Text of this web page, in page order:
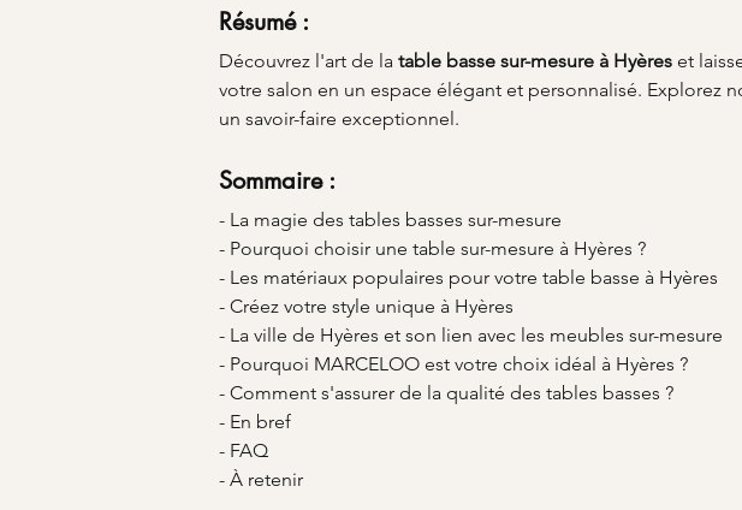
Résumé :
Découvrez l'art de la table basse sur-mesure à Hyères et
votre salon en un espace élégant et personnalisé.
un savoir-faire exceptionnel.
Sommaire :
- La magie des tables basses sur-mesure
- Pourquoi choisir une table sur-mesure à Hyères ?
- Les matériaux populaires pour votre table basse à Hyères
- Créez votre style unique à Hyères
- La ville de Hyères et son lien avec les meubles sur-mesure
- Pourquoi MARCELOO est votre choix idéal à Hyères ?
- Comment s'assurer de la qualité des tables basses ?
- En bref
- FAQ
- À retenir